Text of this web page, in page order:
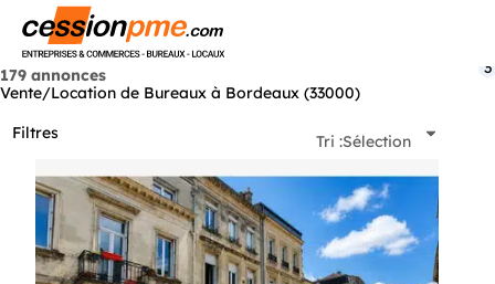
179 annonces
Vente/Location de Bureaux à Bordeaux (33000)
Filtres
3
Tri :Sélection